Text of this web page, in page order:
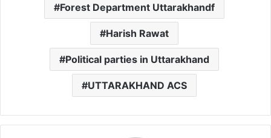
Forest Department Uttarakhandf
Harish Rawat
Political parties in Uttarakhand
UTTARAKHAND ACS